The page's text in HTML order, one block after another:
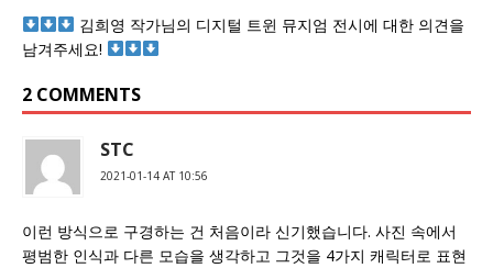
김희영 작가님의 디지털 트윈 뮤지엄 전시에 대한 의견을
남겨주세요!
2 COMMENTS
STC
2021-01-14 AT 10:56
이런 방식으로 구경하는 건 처음이라 신기했습니다. 사진 속에서
평범한 인식과 다른 모습을 생각하고 그것을 4가지 캐릭터로 표현